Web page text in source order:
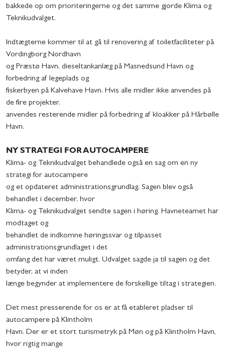
bakkede op om prioriteringerne og det samme gjorde Klima og
Teknikudvalget.
Indtægterne kommer til at gå til renovering af toiletfaciliteter på
Vordingborg Nordhavn
og Præstø Havn, dieseltankanlæg på Masnedsund Havn og
forbedring af legeplads og
fiskerbyen på Kalvehave Havn. Hvis alle midler ikke anvendes på
de fire projekter,
anvendes resterende midler på forbedring af kloakker på Hårbølle
Havn.
NY STRATEGI FOR AUTOCAMPERE
Klima- og Teknikudvalget behandlede også en sag om en ny
strategi for autocampere
og et opdateret administrationsgrundlag. Sagen blev også
behandlet i december, hvor
Klima- og Teknikudvalget sendte sagen i høring. Havneteamet har
modtaget og
behandlet de indkomne høringssvar og tilpasset
administrationsgrundlaget i det
omfang det har været muligt. Udvalget sagde ja til sagen og det
betyder, at vi inden
længe begynder at implementere de forskellige tiltag i strategien.
Det mest presserende for os er at få etableret pladser til
autocampere på Klintholm
Havn. Der er et stort turismetryk på Møn og på Klintholm Havn,
hvor rigtig mange